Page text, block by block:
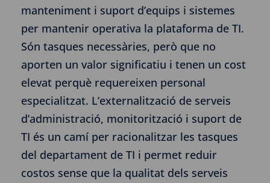
manteniment i suport d’equips i sistemes
per mantenir operativa la plataforma de TI.
Són tasques necessàries, però que no
aporten un valor significatiu i tenen un cost
elevat perquè requereixen personal
especialitzat. L’externalització de serveis
d’administració, monitorització i suport de
TI és un camí per racionalitzar les tasques
del departament de TI i permet reduir
costos sense que la qualitat dels serveis